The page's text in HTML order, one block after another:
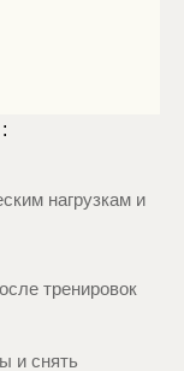
нагрузкам и
тренировок
и снять